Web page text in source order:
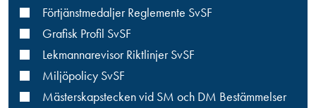
Förtjänstmedaljer Reglemente SvSF
Grafisk Profil SvSF
Lekmannarevisor Riktlinjer SvSF
Miljöpolicy SvSF
Mästerskapstecken vid SM och DM Bestämmelser